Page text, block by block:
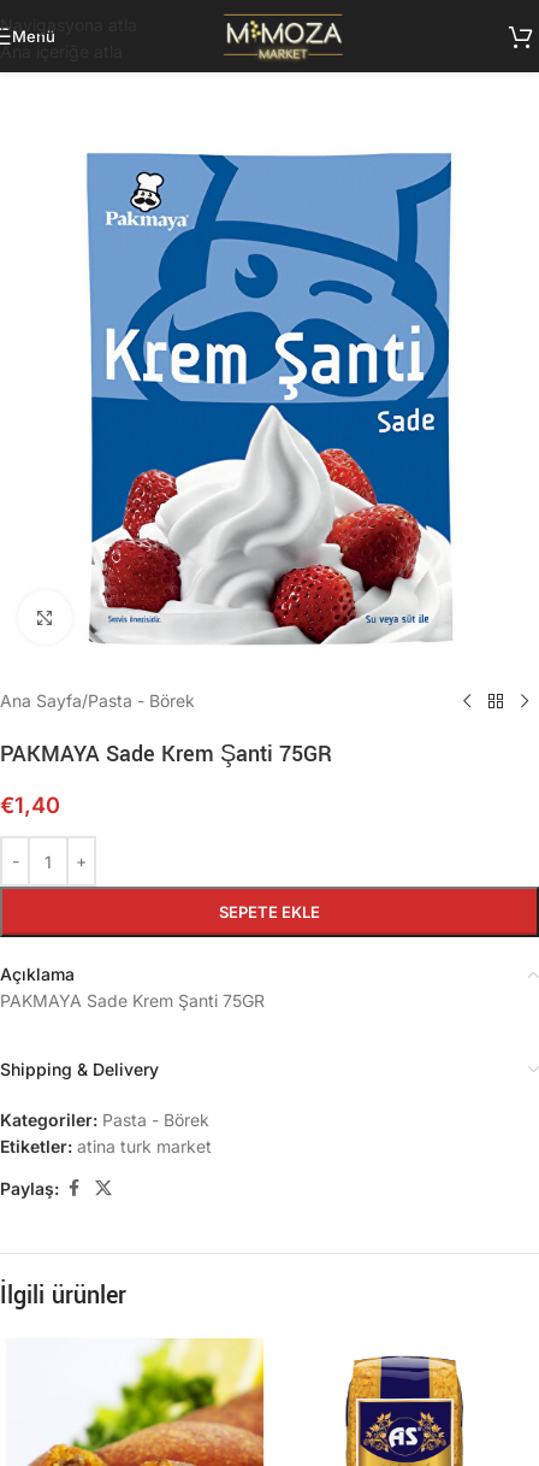
Navigasyona atla
Ana içeriğe atla
Menü
Büyütmek için tıklayın
Ana Sayfa/Pasta - Börek
PAKMAYA Sade Krem Şanti 75GR
€1,40
SEPETE EKLE
Açıklama
PAKMAYA Sade Krem Şanti 75GR
Shipping & Delivery
Kategoriler: Pasta - Börek
Etiketler: atina turk market
Paylaş:
İlgili ürünler